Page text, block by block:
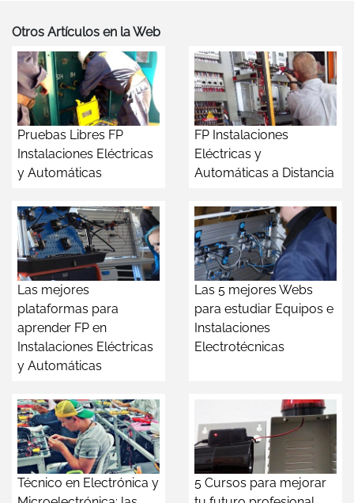
Otros Artículos en la Web
Pruebas Libres FP
Instalaciones Eléctricas
y Automáticas
FP Instalaciones
Eléctricas y
Automáticas a Distancia
Las mejores
plataformas para
aprender FP en
Instalaciones Eléctricas
y Automáticas
Las 5 mejores Webs
para estudiar Equipos e
Instalaciones
Electrotécnicas
Técnico en Electrónica y
5 Cursos para mejorar